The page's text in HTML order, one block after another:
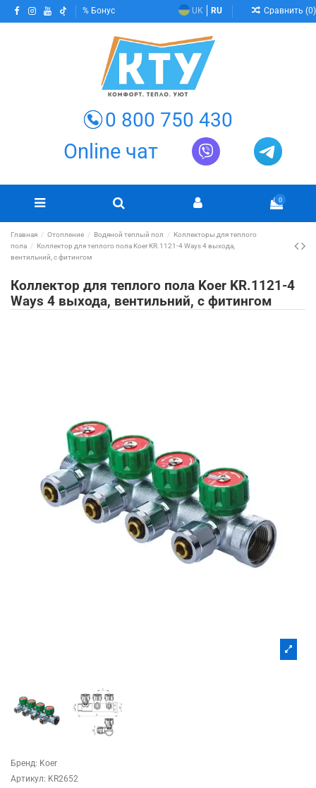
Бонус UK RU Сравнить (0)
0 800 750 430
Online чат
0
Главная Отопление Водяной теплый пол
Коллекторы для теплого
пола
Коллектор для теплого пола Koer KR.1121-4 Ways 4 выхода,
вентильний, с фитингом
Коллектор для теплого пола Koer KR.1121-4
Ways 4 выхода, вентильний, с фитингом
Бренд: Koer
Артикул: KR2652